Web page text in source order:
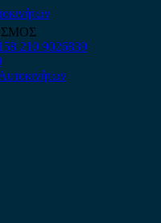
210 9026839